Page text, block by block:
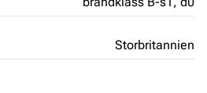
Storbritannien